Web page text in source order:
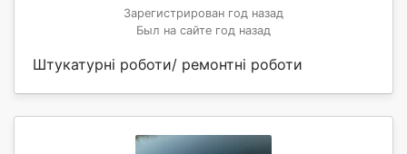
Зарегистрирован год назад
Был на сайте год назад
Штукатурні роботи/ ремонтні роботи